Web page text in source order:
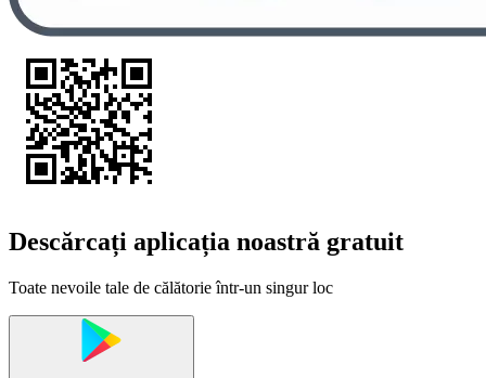
Descărcați aplicația noastră gratuit
Toate nevoile tale de călătorie într-un singur loc